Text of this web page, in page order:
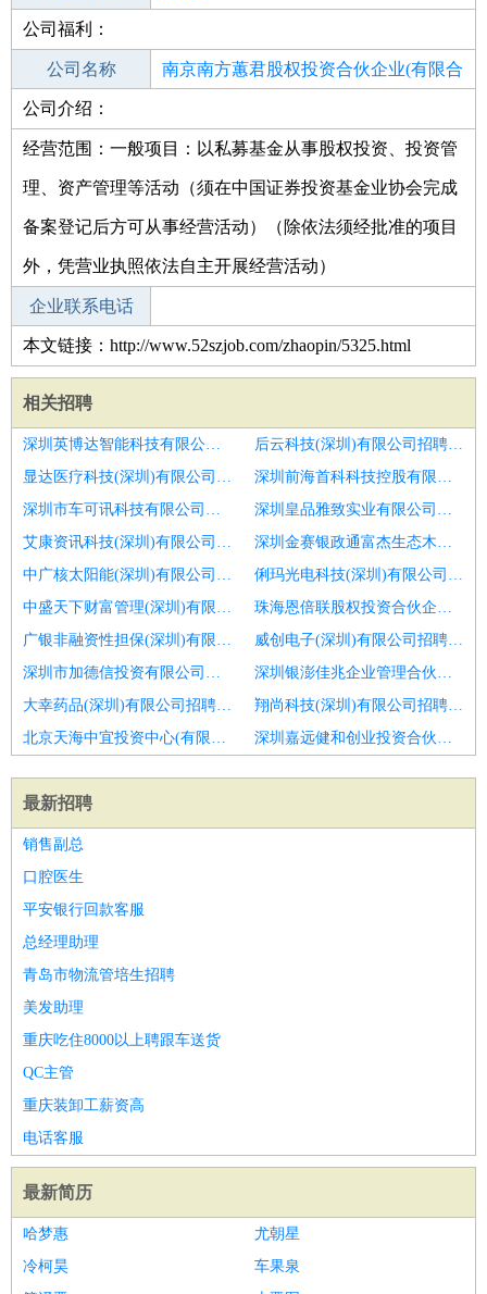
其他行业
公司福利：
公司名称 南京南方蕙君股权投资合伙企业(有限合
公司类型
公司介绍：
经营范围：一般项目：以私募基金从事股权投资、投资管
理、资产管理等活动（须在中国证券投资基金业协会完成
备案登记后方可从事经营活动）（除依法须经批准的项目
外，凭营业执照依法自主开展经营活动）
企业联系电话
本文链接：http://www.52szjob.com/zhaopin/5325.html
相关招聘
深圳英博达智能科技有限公司招聘口腔执业医生
后云科技(深圳)有限公司招聘西医医师
显达医疗科技(深圳)有限公司招聘口腔医生,正畸医生,实习
深圳前海首科科技控股有限公司招聘正畸医生
深圳市车可讯科技有限公司招聘全科医生
深圳皇品雅致实业有限公司招聘上瓷师傅
艾康资讯科技(深圳)有限公司招聘口腔医生
深圳金赛银政通富杰生态木业投资基金企业(有限合伙)招聘中医师
中广核太阳能(深圳)有限公司招聘口腔销售
俐玛光电科技(深圳)有限公司招聘执业眼科医生
中盛天下财富管理(深圳)有限公司招聘外科医生
珠海恩倍联股权投资合伙企业(有限合伙)招聘口腔助理医生
广银非融资性担保(深圳)有限公司招聘骨科医生
威创电子(深圳)有限公司招聘心胸外科医生
深圳市加德信投资有限公司招聘内科医生
深圳银澎佳兆企业管理合伙企业(有限合伙)招聘皮肤科医生
大幸药品(深圳)有限公司招聘口腔执业医师
翔尚科技(深圳)有限公司招聘口腔执业医生
北京天海中宜投资中心(有限合伙)招聘口腔医生
深圳嘉远健和创业投资合伙企业(有限合伙)招聘口腔医生
最新招聘
销售副总
口腔医生
平安银行回款客服
总经理助理
青岛市物流管培生招聘
美发助理
重庆吃住8000以上聘跟车送货
QC主管
重庆装卸工薪资高
电话客服
最新简历
哈梦惠
尤朝星
冷柯昊
车果泉